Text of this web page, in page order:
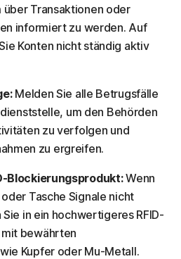
über Transaktionen oder
informiert zu werden. Auf
Konten nicht ständig aktiv
Melden Sie alle Betrugsfälle
um den Behörden
zu verfolgen und
zu ergreifen.
Blockierungsprodukt:Wenn
Tasche Signale nicht
in ein hochwertigeres RFID-
bewährten
Kupfer oder Mu-Metall.